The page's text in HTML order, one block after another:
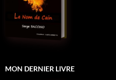
MON DERNIER LIVRE